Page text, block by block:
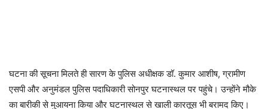
घटना की सूचना मिलते ही सारण के पुलिस अधीक्षक डॉ. कुमार आशीष, ग्रामीण
एसपी और अनुमंडल पुलिस पदाधिकारी सोनपुर घटनास्थल पर पहुंचे। उन्होंने मौके
का बारीकी से मुआयना किया और घटनास्थल से खाली कारतूस भी बरामद किए।